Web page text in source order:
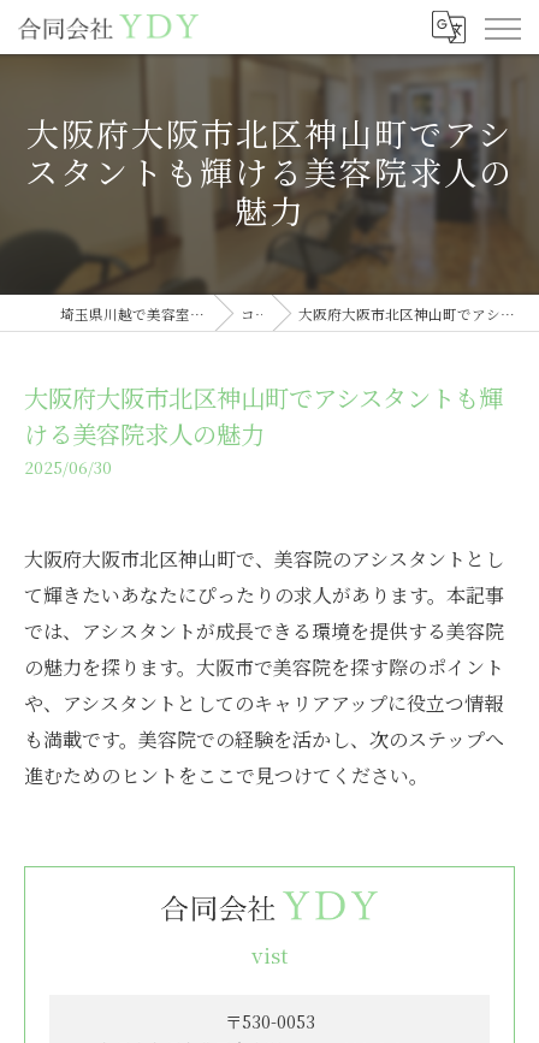
大阪府大阪市北区神山町でアシ
スタントも輝ける美容院求人の
魅力
埼玉県川越で美容室の求人なら合同会社YDY コラム 大阪府大阪市北区神山町でアシスタントも輝ける美容院求人の魅力
大阪府大阪市北区神山町でアシスタントも輝
ける美容院求人の魅力
2025/06/30
大阪府大阪市北区神山町で、美容院のアシスタントとし
て輝きたいあなたにぴったりの求人があります。本記事
では、アシスタントが成長できる環境を提供する美容院
の魅力を探ります。大阪市で美容院を探す際のポイント
や、アシスタントとしてのキャリアアップに役立つ情報
も満載です。美容院での経験を活かし、次のステップへ
進むためのヒントをここで見つけてください。
vist
〒530-0053